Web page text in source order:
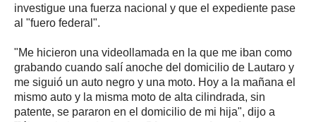
investigue una fuerza nacional y que el expediente pase
al "fuero federal".
"Me hicieron una videollamada en la que me iban como
grabando cuando salí anoche del domicilio de Lautaro y
me siguió un auto negro y una moto. Hoy a la mañana el
mismo auto y la misma moto de alta cilindrada, sin
patente, se pararon en el domicilio de mi hija", dijo a